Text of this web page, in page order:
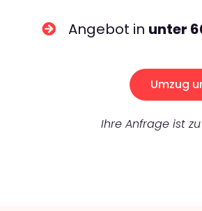
Angebot in unter
Umzug
Ihre Anfrage ist